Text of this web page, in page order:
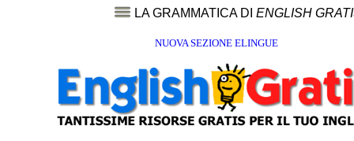
LA GRAMMATICA DI ENGLISH
NUOVA SEZIONE ELINGUE